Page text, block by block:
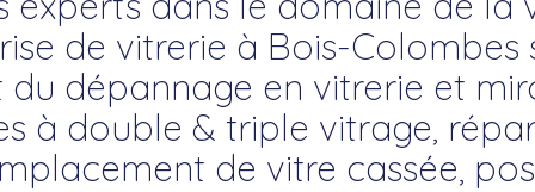
de vitrerie à Bois-Colombes
du dépannage en vitrerie et
à double & triple vitrage,
de vitre cassée,